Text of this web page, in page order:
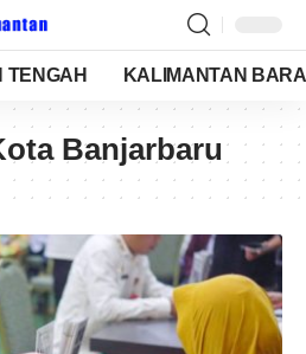
TENGAH KALIMANTAN
Banjarbaru